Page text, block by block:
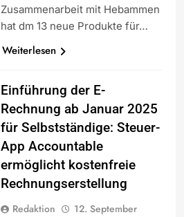
Zusammenarbeit mit Hebammen
hat dm 13 neue Produkte für…
Weiterlesen
Einführung der E-
Rechnung ab Januar 2025
für Selbstständige: Steuer-
App Accountable
ermöglicht kostenfreie
Rechnungserstellung
Redaktion
12. September